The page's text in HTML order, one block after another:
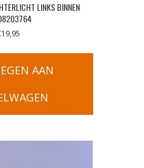
LINKS BINNEN
19,95
AAN